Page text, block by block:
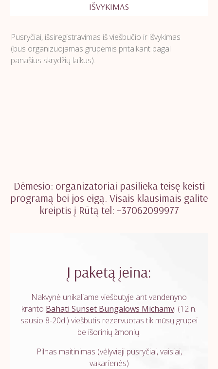
IŠVYKIMAS
Pusryčiai, išsiregistravimas iš viešbučio ir išvykimas
(bus organizuojamas grupėmis pritaikant pagal
panašius skrydžių laikus).
Dėmesio: organizatoriai pasilieka teisę keisti
programą bei jos eigą. Visais klausimais galite
kreiptis į Rūtą tel: +37062099977
Į paketą įeina:
Nakvynė unikaliame viešbutyje ant vandenyno
kranto Bahati Sunset Bungalows Michamvi (12 n.
sausio 8-20d.) viešbutis rezervuotas tik mūsų grupei
be išorinių žmonių.
Pilnas maitinimas (vėlyvieji pusryčiai, vaisiai,
vakarienės)